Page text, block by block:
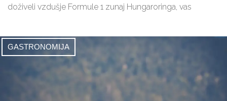
doživeli vzdušje Formule 1 zunaj Hungaroringa, vas
GASTRONOMIJA